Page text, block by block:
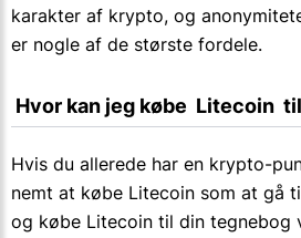
karakter af krypto, og
er nogle af de største fordele.
Hvor kan jeg købe  Litecoin
Hvis du allerede har en krypto-
nemt at købe Litecoin som at gå
og købe Litecoin til din tegnebog